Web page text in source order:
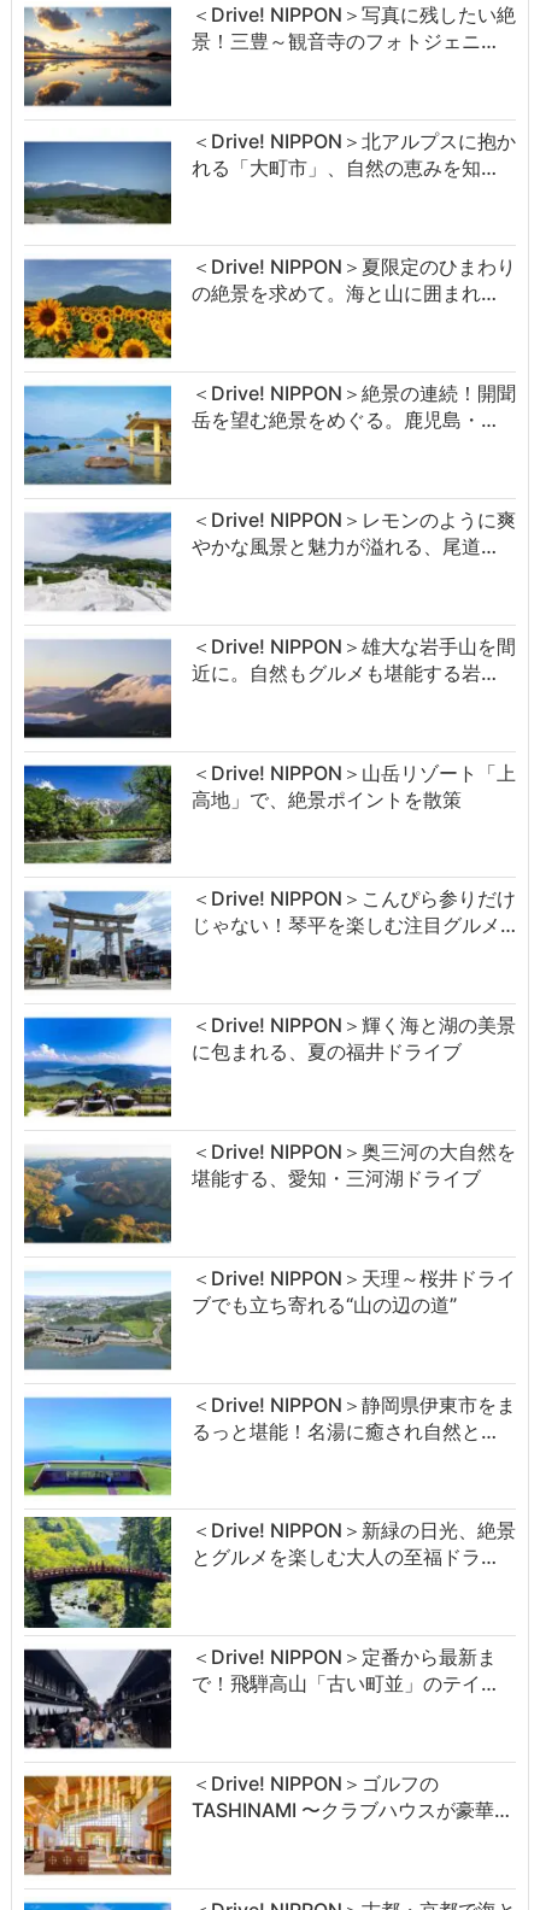
＜Drive! NIPPON＞写真に残したい絶
景！三豊～観音寺のフォトジェニ…
＜Drive! NIPPON＞北アルプスに抱か
れる「大町市」、自然の恵みを知…
＜Drive! NIPPON＞夏限定のひまわり
の絶景を求めて。海と山に囲まれ…
＜Drive! NIPPON＞絶景の連続！開聞
岳を望む絶景をめぐる。鹿児島・…
＜Drive! NIPPON＞レモンのように爽
やかな風景と魅力が溢れる、尾道…
＜Drive! NIPPON＞雄大な岩手山を間
近に。自然もグルメも堪能する岩…
＜Drive! NIPPON＞山岳リゾート「上
高地」で、絶景ポイントを散策
＜Drive! NIPPON＞こんぴら参りだけ
じゃない！琴平を楽しむ注目グルメ…
＜Drive! NIPPON＞輝く海と湖の美景
に包まれる、夏の福井ドライブ
＜Drive! NIPPON＞奥三河の大自然を
堪能する、愛知・三河湖ドライブ
＜Drive! NIPPON＞天理～桜井ドライ
ブでも立ち寄れる“山の辺の道”
＜Drive! NIPPON＞静岡県伊東市をま
るっと堪能！名湯に癒され自然と…
＜Drive! NIPPON＞新緑の日光、絶景
とグルメを楽しむ大人の至福ドラ…
＜Drive! NIPPON＞定番から最新ま
で！飛騨高山「古い町並」のテイ…
＜Drive! NIPPON＞ゴルフの
TASHINAMI 〜クラブハウスが豪華…